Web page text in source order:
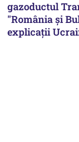
gazoductul
"România și
explicații